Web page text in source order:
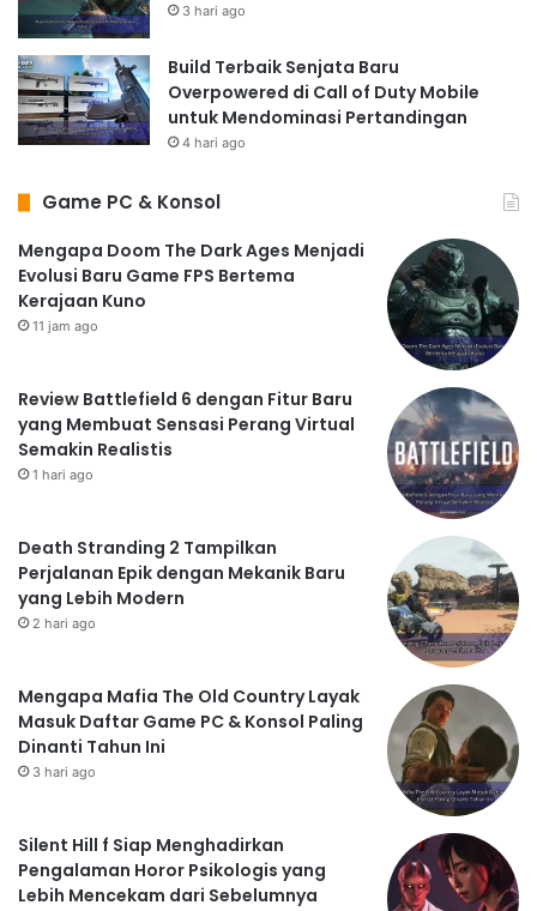
3 hari ago
Build Terbaik Senjata Baru
Overpowered di Call of Duty Mobile
untuk Mendominasi Pertandingan
4 hari ago
Game PC & Konsol
Mengapa Doom The Dark Ages Menjadi
Evolusi Baru Game FPS Bertema
Kerajaan Kuno
11 jam ago
Review Battlefield 6 dengan Fitur Baru
yang Membuat Sensasi Perang Virtual
Semakin Realistis
1 hari ago
Death Stranding 2 Tampilkan
Perjalanan Epik dengan Mekanik Baru
yang Lebih Modern
2 hari ago
Mengapa Mafia The Old Country Layak
Masuk Daftar Game PC & Konsol Paling
Dinanti Tahun Ini
3 hari ago
Silent Hill f Siap Menghadirkan
Pengalaman Horor Psikologis yang
Lebih Mencekam dari Sebelumnya